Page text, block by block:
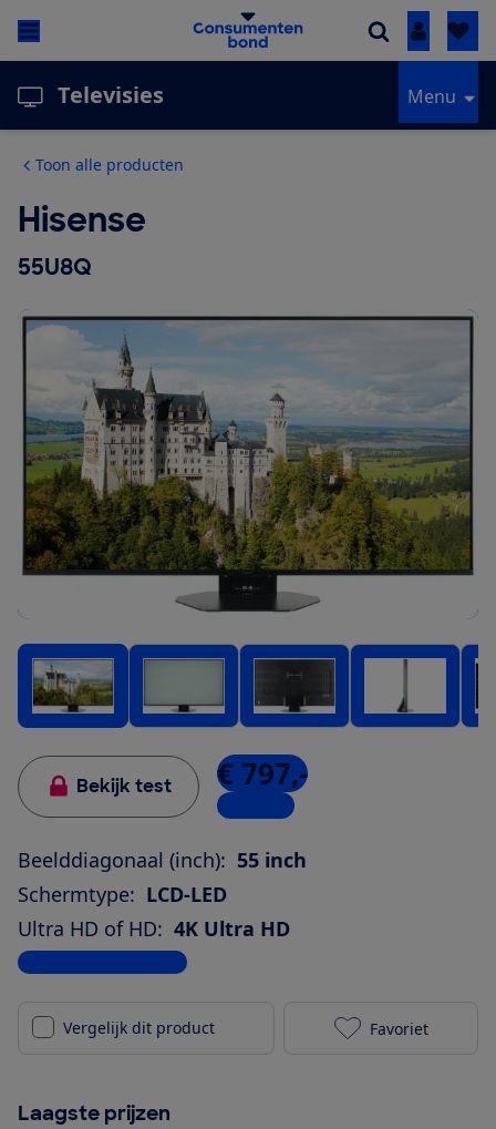
Inloggen
Televisies Menu
Toon alle producten
Hisense
55U8Q
Bekijk test € 797,-
2 winkels
Beelddiagonaal (inch): 55 inch
Schermtype: LCD-LED
Ultra HD of HD: 4K Ultra HD
Bekijk alle specificaties
Vergelijk dit product Hisense
Favoriet
Laagste prijzen